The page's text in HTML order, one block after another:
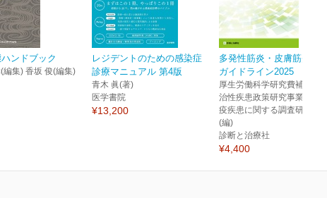
ンドブック
編集) 香坂 俊(編集)
レジデントのための感染症
診療マニュアル 第4版
青木 眞(著)
医学書院
¥13,200
多発性筋炎・皮膚筋炎診療
ガイドライン2025
厚生労働科学研究費補助金難
治性疾患政策研究事業 自己免
疫疾患に関する調査研究班
(編)
診断と治療社
¥4,400